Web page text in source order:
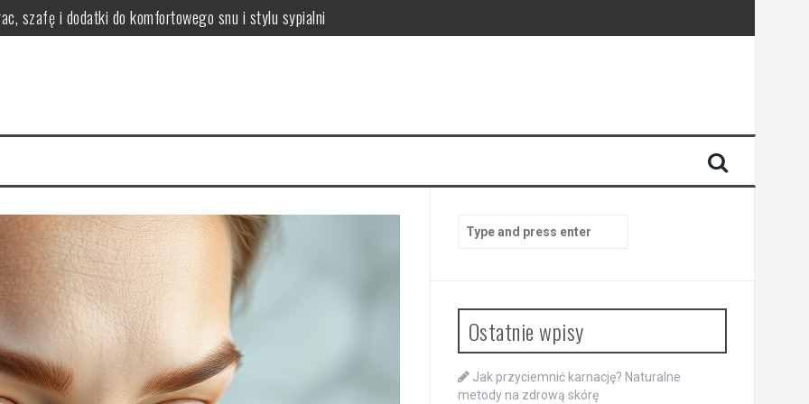
szafę i dodatki do komfortowego snu i stylu sypialni
wskazówki i porady
i łagodzić?
na zdrową skórę
for:
Ostatnie wpisy
Jak przyciemnić karnację? Naturalne
metody na zdrową skórę